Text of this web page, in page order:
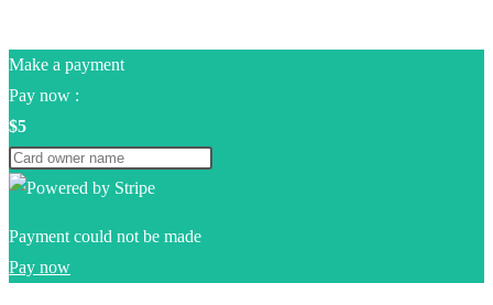
Make a payment
Pay now :
$5
Payment could not be made
Pay now